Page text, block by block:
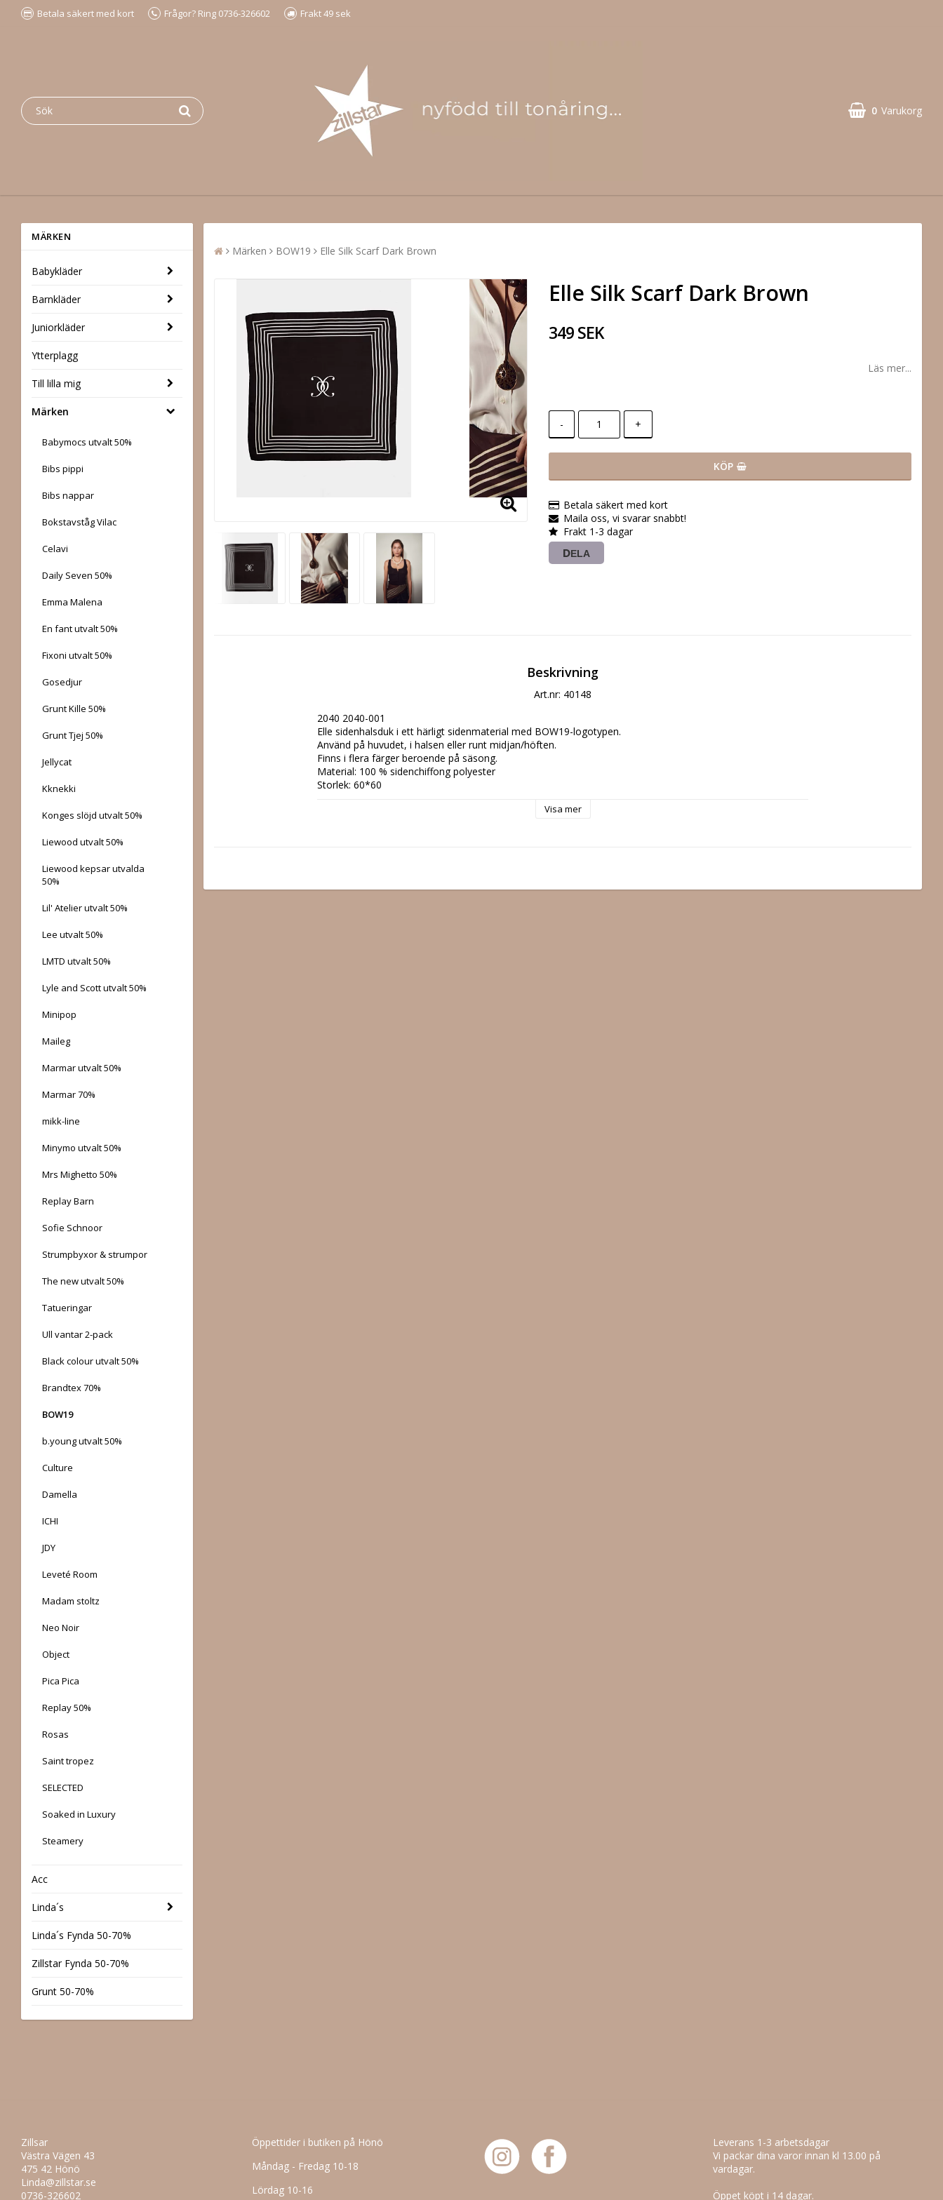
Betala säkert med kort Frågor? Ring 0736-326602 Frakt 49 sek
0 Varukorg
MÄRKEN
Babykläder
Barnkläder
Juniorkläder
Ytterplagg
Till lilla mig
Märken
Babymocs utvalt 50%
Bibs pippi
Bibs nappar
Bokstavståg Vilac
Celavi
Daily Seven 50%
Emma Malena
En fant utvalt 50%
Fixoni utvalt 50%
Gosedjur
Grunt Kille 50%
Grunt Tjej 50%
Jellycat
Kknekki
Konges slöjd utvalt 50%
Liewood utvalt 50%
Liewood kepsar utvalda
50%
Lil' Atelier utvalt 50%
Lee utvalt 50%
LMTD utvalt 50%
Lyle and Scott utvalt 50%
Minipop
Maileg
Marmar utvalt 50%
Marmar 70%
mikk-line
Minymo utvalt 50%
Mrs Mighetto 50%
Replay Barn
Sofie Schnoor
Strumpbyxor & strumpor
The new utvalt 50%
Tatueringar
Ull vantar 2-pack
Black colour utvalt 50%
Brandtex 70%
BOW19
b.young utvalt 50%
Culture
Damella
ICHI
JDY
Leveté Room
Madam stoltz
Neo Noir
Object
Pica Pica
Replay 50%
Rosas
Saint tropez
SELECTED
Soaked in Luxury
Steamery
Acc
Linda´s
Linda´s Fynda 50-70%
Zillstar Fynda 50-70%
Grunt 50-70%
Märken BOW19 Elle Silk Scarf Dark Brown
Elle Silk Scarf Dark Brown
349 SEK
Läs mer...
- +
KÖP
Betala säkert med kort
Maila oss, vi svarar snabbt!
Frakt 1-3 dagar
DELA
Beskrivning
Art.nr: 40148
2040 2040-001
Elle sidenhalsduk i ett härligt sidenmaterial med BOW19-logotypen.
Använd på huvudet, i halsen eller runt midjan/höften.
Finns i flera färger beroende på säsong.
Material: 100 % sidenchiffong polyester
Storlek: 60*60
Visa mer
Zillsar
Västra Vägen 43
475 42 Hönö
Linda@zillstar.se
0736-326602
Öppettider i butiken på Hönö
Måndag - Fredag 10-18
Lördag 10-16
Leverans 1-3 arbetsdagar
Vi packar dina varor innan kl 13.00 på
vardagar.
Öppet köpt i 14 dagar.